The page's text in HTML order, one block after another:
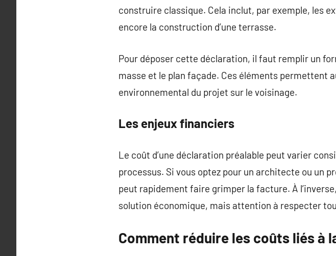
construire classique. Cela inclut, par exemple, les
encore la construction d’une terrasse.
Pour déposer cette déclaration, il faut remplir un
masse et le plan façade. Ces éléments permettent
environnemental du projet sur le voisinage.
Les enjeux financiers
Le coût d’une déclaration préalable peut varier
processus. Si vous optez pour un architecte ou un
peut rapidement faire grimper la facture. À
solution économique, mais attention à respecter
Comment réduire les coûts liés à